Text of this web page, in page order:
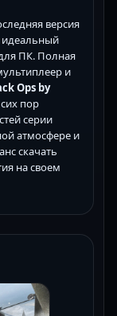
версия
идеальный
ПК. Полная
и
Ops by
пор
серии
атмосфере и
скачать
на своем